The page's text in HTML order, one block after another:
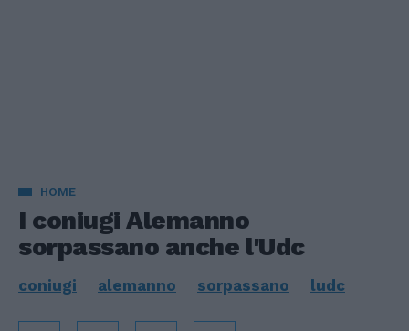
HOME
I coniugi Alemanno
sorpassano anche l'Udc
coniugi alemanno sorpassano ludc